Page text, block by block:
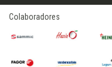
Colaboradores